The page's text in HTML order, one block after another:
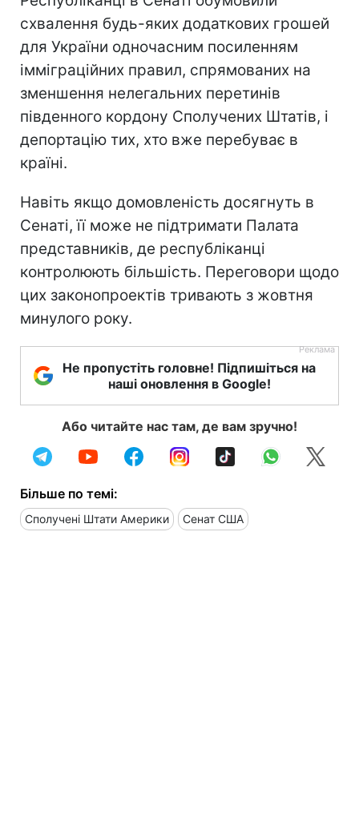
схвалення будь-яких додаткових грошей
для України одночасним посиленням
імміграційних правил, спрямованих на
зменшення нелегальних перетинів
південного кордону Сполучених Штатів, і
депортацію тих, хто вже перебуває в
країні.
Навіть якщо домовленість досягнуть в
Сенаті, її може не підтримати Палата
представників, де республіканці
контролюють більшість. Переговори щодо
цих законопроектів тривають з жовтня
минулого року.
Не пропустіть головне! Підпишіться на
наші оновлення в Google!
Або читайте нас там, де вам зручно!
Більше по темі:
Сполучені Штати Америки Сенат США